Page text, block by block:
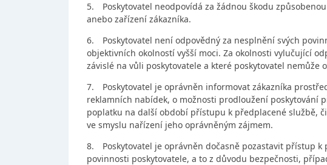
5.
Poskytovatel neodpovídá za žádnou škodu
anebo zařízení zákazníka.
6.
Poskytovatel není odpovědný za nesplnění svých
objektivních okolností vyšší moci. Za okolnosti vylučující
závislé na vůli poskytovatele a které poskytovatel nemůže
7.
Poskytovatel je oprávněn informovat zákazníka
reklamních nabídek, o možnosti prodloužení
poplatku na další období přístupu k předplacené službě,
ve smyslu nařízení jeho oprávněným zájmem.
8.
Poskytovatel je oprávněn dočasně pozastavit přístup
povinnosti poskytovatele, a to z důvodu bezpečnosti,